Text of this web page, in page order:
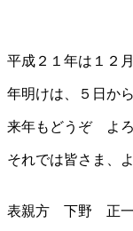
平成２１年は１２
年明けは、５日か
来年もどうぞ よ
それでは皆さま、
ハヤ
表親方 下野 正一